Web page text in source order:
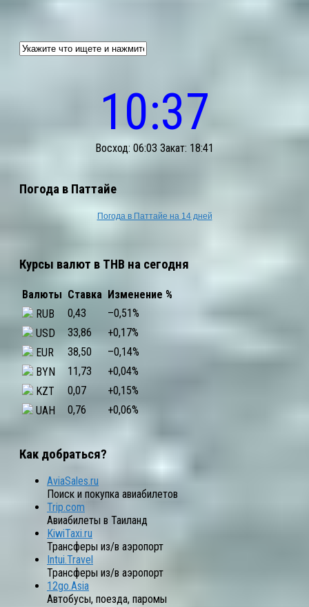
10:37
Восход: 06:03 Закат: 18:41
Погода в Паттайе
Погода в Паттайе на 14 дней
Курсы валют в THB на сегодня
Валюты Ставка Изменение %
RUB
0,43 –0,51%
USD
33,86 +0,17%
EUR
38,50 –0,14%
BYN
11,73 +0,04%
KZT
0,07 +0,15%
UAH
0,76 +0,06%
Как добраться?
AviaSales.ru
Поиск и покупка авиабилетов
Trip.com
Авиабилеты в Таиланд
KiwiTaxi.ru
Трансферы из/в аэропорт
Intui.Travel
Трансферы из/в аэропорт
12go.Asia
Автобусы, поезда, паромы